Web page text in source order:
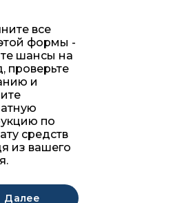
все
формы -
шансы на
проверьте
и
по
средств
из вашего